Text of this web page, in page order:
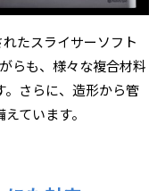
たスライサーソフト
らも、様々な複合材料
さらに、造形から管
ています。